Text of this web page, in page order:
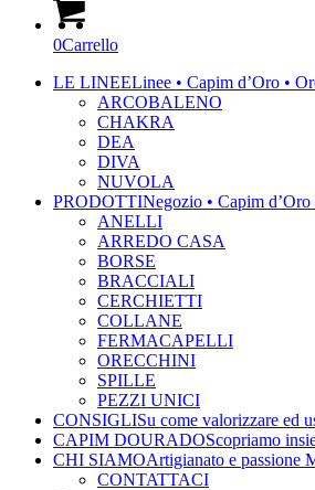
0Carrello
LE LINEELinee • Capim d’Oro •
ARCOBALENO
CHAKRA
DEA
DIVA
NUVOLA
PRODOTTINegozio • Capim d’Oro
ANELLI
ARREDO CASA
BORSE
BRACCIALI
CERCHIETTI
COLLANE
FERMACAPELLI
ORECCHINI
SPILLE
PEZZI UNICI
CONSIGLISu come valorizzare ed
CAPIM DOURADOScopriamo
CHI SIAMOArtigianato e passione
CONTATTACI